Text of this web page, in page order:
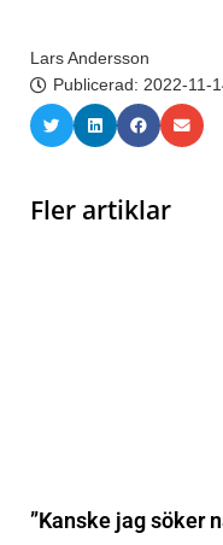
Lars Andersson
Publicerad: 2022-11-
Fler artiklar
”Kanske jag söker